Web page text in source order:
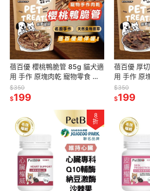
蓓百優 櫻桃鴨脆管 85g 貓犬適
用 手作 原塊肉乾 寵物零食 狗
狗零食 貓咪零食
$350
$199
蓓百優 厚切牛板
用 手作 原
狗零食 貓咪
$350
$199
8
折